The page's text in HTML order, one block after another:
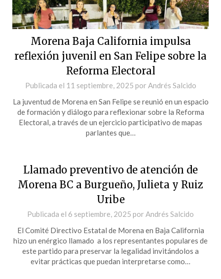
Morena Baja California impulsa
reflexión juvenil en San Felipe sobre la
Reforma Electoral
Publicada el 11 septiembre, 2025 por Andrés Salcido
La juventud de Morena en San Felipe se reunió en un espacio
de formación y diálogo para reflexionar sobre la Reforma
Electoral, a través de un ejercicio participativo de mapas
parlantes que…
Llamado preventivo de atención de
Morena BC a Burgueño, Julieta y Ruiz
Uribe
Publicada el 6 septiembre, 2025 por Andrés Salcido
El Comité Directivo Estatal de Morena en Baja California
hizo un enérgico llamado a los representantes populares de
este partido para preservar la legalidad invitándolos a
evitar prácticas que puedan interpretarse como…